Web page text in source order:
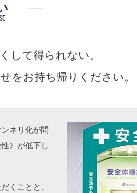
して得られない。
をお持ち帰りください。
ネリ化が問
》が低下し
くことと、